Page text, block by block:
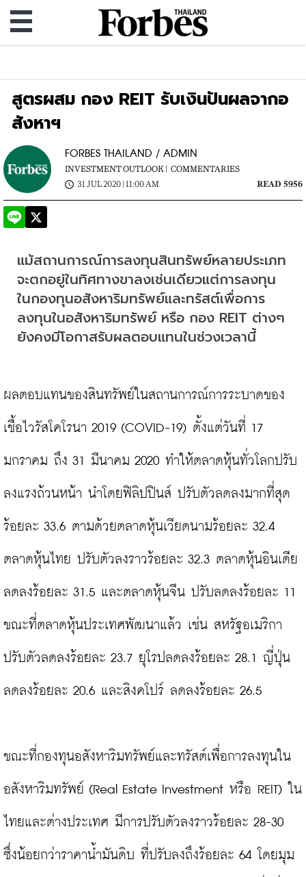
สูตรผสม กอง REIT รับเงินปันผลจากอ
สังหาฯ
FORBES THAILAND / ADMIN
INVESTMENT OUTLOOK |
COMMENTARIES
31 JUL 2020 | 11:00 AM
READ 5956
แม้สถานการณ์การลงทุนสินทรัพย์หลายประเภท
จะตกอยู่ในทิศทางขาลงเช่นเดียวแต่การลงทุน
ในกองทุนอสังหาริมทรัพย์และทรัสต์เพื่อการ
ลงทุนในอสังหาริมทรัพย์ หรือ กอง REIT ต่างๆ
ยังคงมีโอกาสรับผลตอบแทนในช่วงเวลานี้
ผลตอบแทนของสินทรัพย์ในสถานการณ์การระบาดของ
เชื้อไวรัสโคโรนา 2019 (COVID-19) ตั้งแต่วันที่ 17
มกราคม ถึง 31 มีนาคม 2020 ทำให้ตลาดหุ้นทั่วโลกปรับ
ลงแรงถ้วนหน้า นำโดยฟิลิปปินส์ ปรับตัวลดลงมากที่สุด
ร้อยละ 33.6 ตามด้วยตลาดหุ้นเวียดนามร้อยละ 32.4
ตลาดหุ้นไทย ปรับตัวลงราวร้อยละ 32.3 ตลาดหุ้นอินเดีย
ลดลงร้อยละ 31.5 และตลาดหุ้นจีน ปรับลดลงร้อยละ 11
ขณะที่ตลาดหุ้นประเทศพัฒนาแล้ว เช่น สหรัฐอเมริกา
ปรับตัวลดลงร้อยละ 23.7 ยุโรปลดลงร้อยละ 28.1 ญี่ปุ่น
ลดลงร้อยละ 20.6 และสิงคโปร์ ลดลงร้อยละ 26.5
ขณะที่กองทุนอสังหาริมทรัพย์และทรัสต์เพื่อการลงทุนใน
อสังหาริมทรัพย์ (Real Estate Investment หรือ REIT) ใน
ไทยและต่างประเทศ มีการปรับตัวลงราวร้อยละ 28-30
ซึ่งน้อยกว่าราคาน้ำมันดิบ ที่ปรับลงถึงร้อยละ 64 โดยมุม